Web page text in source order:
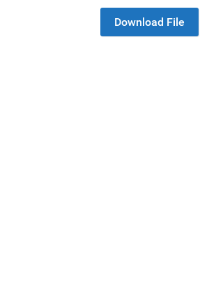
Download File